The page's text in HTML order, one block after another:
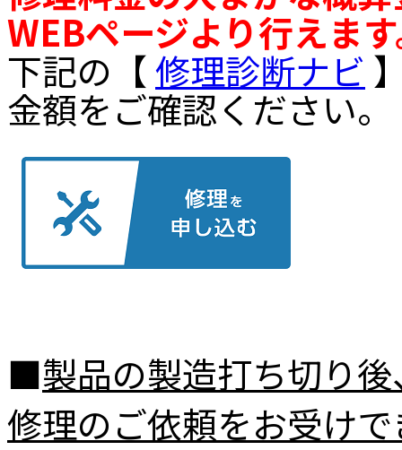
WEBページより行えま
下記の【修理診断ナビ
金額をご確認ください。
■製品の製造打ち切り
修理のご依頼をお受け